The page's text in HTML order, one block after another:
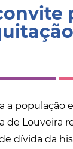
a população
Louveira
dívida da